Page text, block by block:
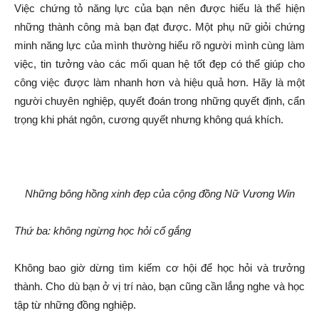
Việc chứng tỏ năng lực của bạn nên được hiểu là thể hiện
những thành công mà bạn đạt được. Một phụ nữ giỏi chứng
minh năng lực của mình thường hiểu rõ người mình cùng làm
việc, tin tưởng vào các mối quan hệ tốt đẹp có thể giúp cho
công việc được làm nhanh hơn và hiệu quả hơn. Hãy là một
người chuyên nghiệp, quyết đoán trong những quyết định, cẩn
trọng khi phát ngôn, cương quyết nhưng không quá khích.
Những bông hồng xinh đẹp của cộng đồng Nữ Vương Win
Thứ ba: không ngừng học hỏi cố gắng
Không bao giờ dừng tìm kiếm cơ hội để học hỏi và trưởng
thành. Cho dù bạn ở vị trí nào, bạn cũng cần lắng nghe và học
tập từ những đồng nghiệp.